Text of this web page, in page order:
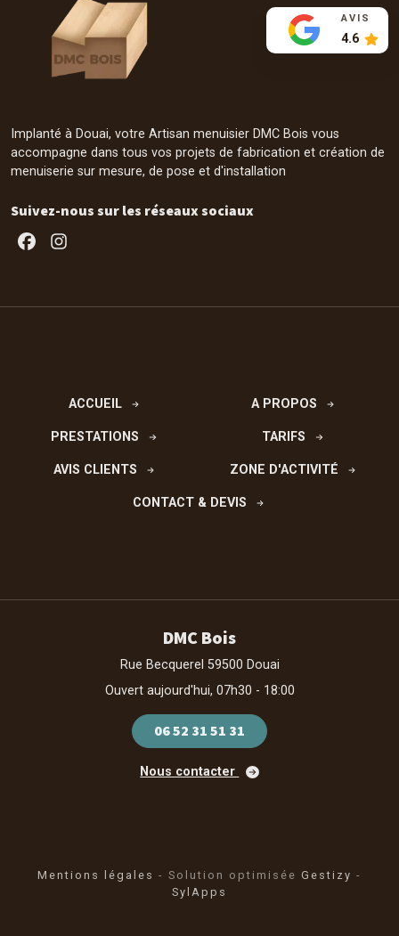
AVIS
4.6
Implanté à Douai, votre Artisan menuisier DMC Bois vous
accompagne dans tous vos projets de fabrication et création de
menuiserie sur mesure, de pose et d'installation
Suivez-nous sur les réseaux sociaux
Facebook
ACCUEIL A PROPOS
PRESTATIONS TARIFS
AVIS CLIENTS ZONE D'ACTIVITÉ
CONTACT & DEVIS
DMC Bois
Rue Becquerel 59500 Douai
Ouvert aujourd'hui, 07h30 - 18:00
06 52 31 51 31
Nous contacter
Mentions légales - Solution optimisée Gestizy -
SylApps